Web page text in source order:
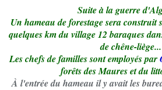
Suite à la guerre
Un hameau de forestage sera construit
quelques km du village 12 baraques
de chêne-liège...
Les chefs de familles sont employés par
forêts des Maures et du
À l'entrée du hameau il y avait les